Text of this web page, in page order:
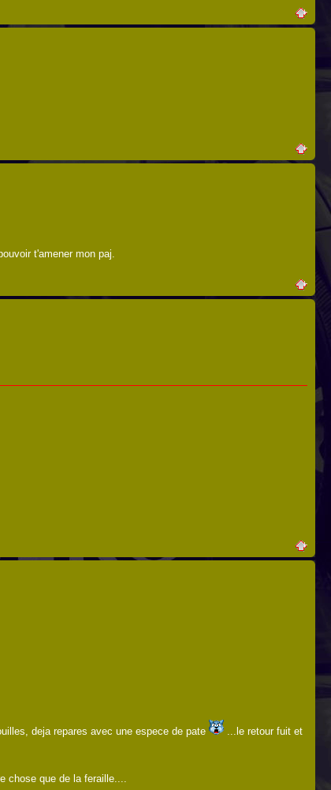
t'amener mon paj.
deja repares avec une espece de pate
...le retour fuit et
chose que de la feraille....